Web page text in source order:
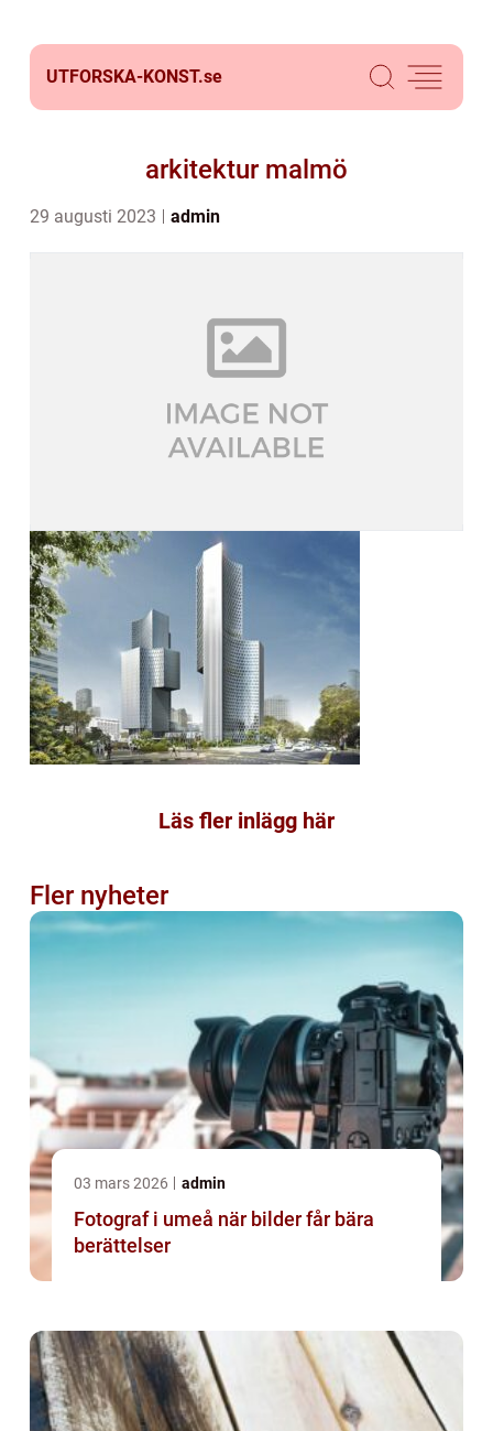
UTFORSKA-KONST.se
arkitektur malmö
29 augusti 2023 admin
Läs fler inlägg här
Fler nyheter
03 mars 2026 admin
Fotograf i umeå när bilder får bära
berättelser